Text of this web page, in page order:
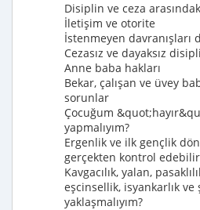
Disiplin ve ceza
İletişim ve otorite
İstenmeyen
Cezasız ve dayaksız
Anne baba hakları
Bekar, çalışan ve üvey
sorunlar
Çocuğum
yapmalıyım?
Ergenlik ve ilk gençlik
gerçekten kontrol
Kavgacılık, yalan,
eşcinsellik, isyankarlık
yaklaşmalıyım?